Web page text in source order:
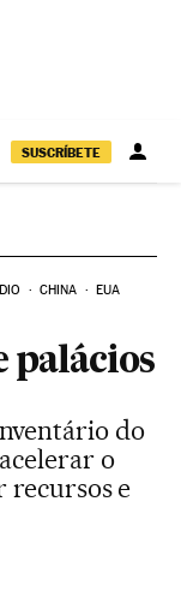
SUSCRÍBETE
CHINA EUA
palácios
do
o
recursos e